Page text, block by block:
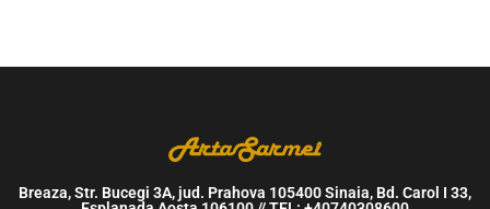
Breaza, Str. Bucegi 3A, jud. Prahova 105400 Sinaia, Bd. Carol I 33,